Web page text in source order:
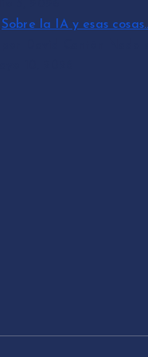
Sobre la IA y esas